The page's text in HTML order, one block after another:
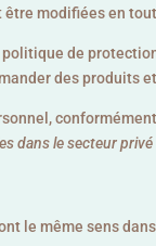
modifiées en
de
des produits
dans le secteur privé
le même sens